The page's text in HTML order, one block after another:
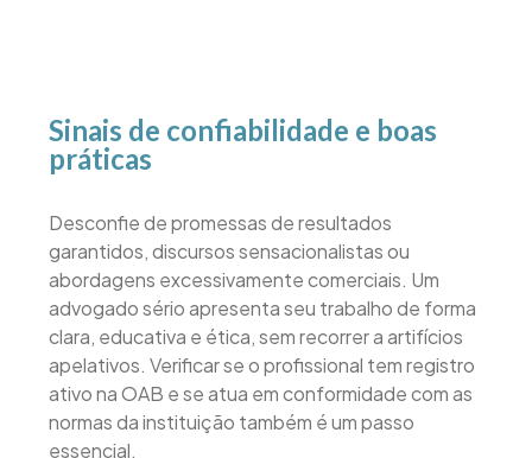
Sinais de confiabilidade e boas
práticas
Desconfie de promessas de resultados
garantidos, discursos sensacionalistas ou
abordagens excessivamente comerciais. Um
advogado sério apresenta seu trabalho de forma
clara, educativa e ética, sem recorrer a artifícios
apelativos. Verificar se o profissional tem registro
ativo na OAB e se atua em conformidade com as
normas da instituição também é um passo
essencial.